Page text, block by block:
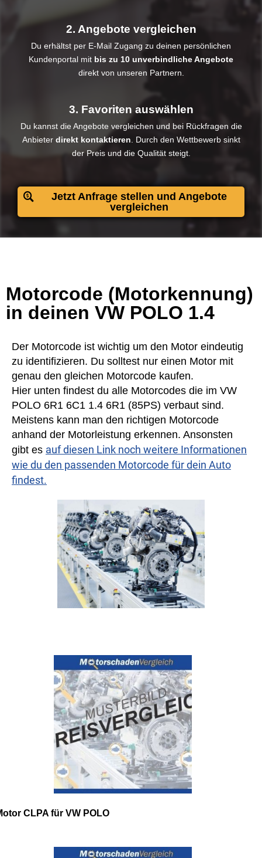
2. Angebote vergleichen
Du erhältst per E-Mail Zugang zu deinen persönlichen
Kundenportal mit bis zu 10 unverbindliche Angebote
direkt von unseren Partnern.
3. Favoriten auswählen
Du kannst die Angebote vergleichen und bei Rückfragen die
Anbieter direkt kontaktieren . Durch den Wettbewerb sinkt
der Preis und die Qualität steigt.​
Jetzt Anfrage stellen und Angebote
vergleichen
Motorcode (Motorkennung)
in deinen VW POLO 1.4
Der Motorcode ist wichtig um den Motor eindeutig
zu identifizieren. Du solltest nur einen Motor mit
genau den gleichen Motorcode kaufen.
Hier unten findest du alle Motorcodes die im VW
POLO 6R1 6C1 1.4 6R1 (85PS) verbaut sind.
Meistens kann man den richtigen Motorcode
anhand der Motorleistung erkennen. Ansonsten
gibt es auf diesen Link noch weitere Informationen
wie du den passenden Motorcode für dein Auto
findest.
CLPA für VW POLO